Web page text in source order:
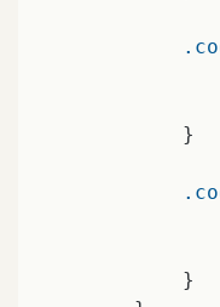
            }
            }